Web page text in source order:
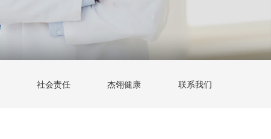
社会责任 杰翎健康 联系我们